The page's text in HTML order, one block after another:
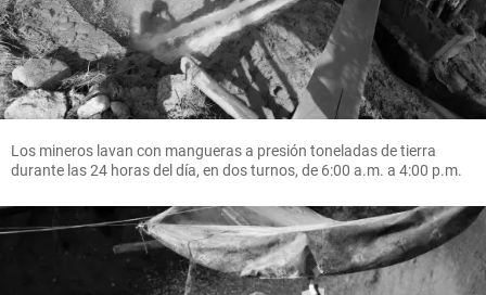
Los mineros lavan con mangueras a presión toneladas de tierra
durante las 24 horas del día, en dos turnos, de 6:00 a.m. a 4:00 p.m.